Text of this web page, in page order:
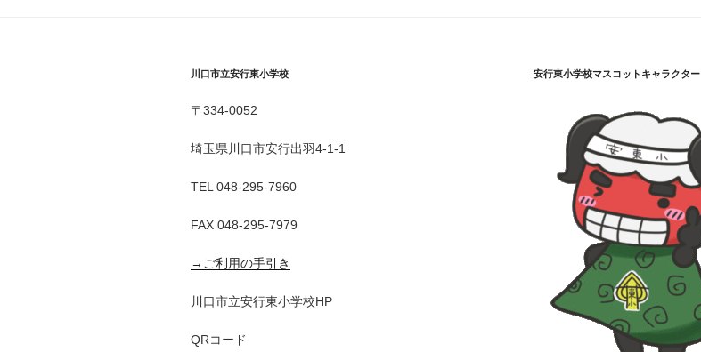
川口市立安行東小学校
〒334-0052
埼玉県川口市安行出羽4-1-1
TEL 048-295-7960
FAX 048-295-7979
→ご利用の手引き
川口市立安行東小学校HP
QRコード
安行東小学校マスコットキャラクター